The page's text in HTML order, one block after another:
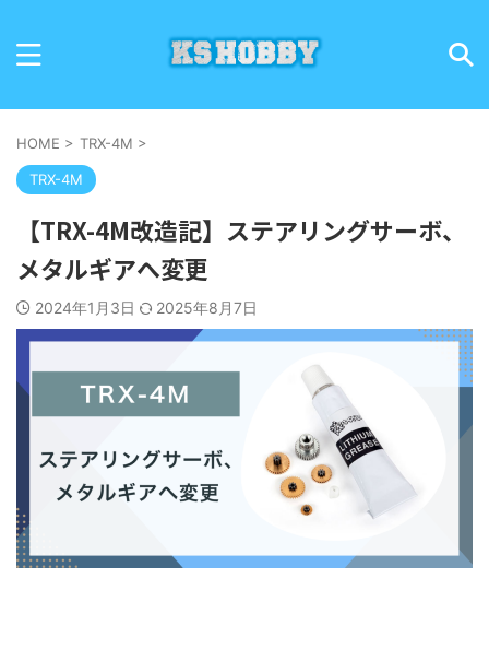
HOME > TRX-4M >
TRX-4M
【TRX-4M改造記】ステアリングサーボ、
メタルギアへ変更
2024年1月3日 2025年8月7日